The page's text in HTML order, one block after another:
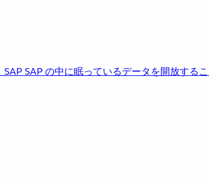
SAPSAP の中に眠っているデータを開放する